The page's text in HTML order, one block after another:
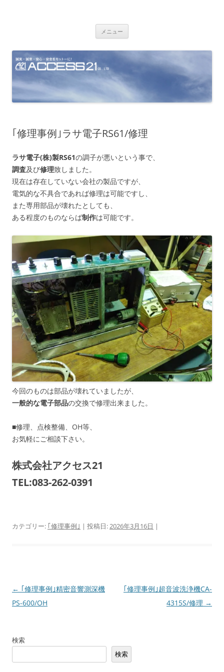
キ
ッ
プ
メニュー
｢修理事例｣ラサ電子RS61/修理
ラサ電子(株)製RS61の調子が悪いという事で、
調査及び修理致しました。
現在は存在していない会社の製品ですが、
電気的な不具合であれば修理は可能ですし、
また専用部品が壊れたとしても、
ある程度のものならば制作は可能です。
今回のものは部品が壊れていましたが、
一般的な電子部品の交換で修理出来ました。
■修理、点検整備、OH等、
お気軽にご相談下さい。
株式会社アクセス21
TEL:083-262-0391
カテゴリー: ｢修理事例｣ | 投稿日:2026年3月16日 |
投
稿
ゲ
← ｢修理事例｣精密音響測深機
PS-600/OH
｢修理事例｣超音波洗浄機CA-
4315S/修理 →
検索
検索